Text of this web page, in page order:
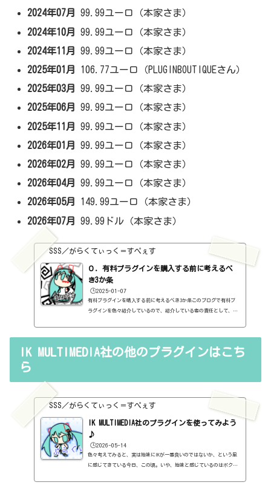
2024年07月
99.99ユーロ（本家さま）
2024年10月
99.99ユーロ（本家さま）
2024年11月
99.99ユーロ（本家さま）
2025年01月
106.77ユーロ（PLUGINBOUTIQUEさん）
2025年03月
99.99ユーロ（本家さま）
2025年06月
99.99ユーロ（本家さま）
2025年11月
99.99ユーロ（本家さま）
2026年01月
99.99ユーロ（本家さま）
2026年02月
99.99ユーロ（本家さま）
2026年04月
99.99ユーロ（本家さま）
2026年05月
149.99ユーロ（本家さま）
2026年07月
99.99ドル（本家さま）
SSS／がらくてぃっく＝すぺぇす
０．有料プラグインを購入する前に考えるべ
き3か条
🕒️2025-01-07
有料プラグインを購入する前に考えるべき3か条このブログで有料プ
ラグインを色々紹介しているので、紹介している者の責任として、有
ンの中には、なぜ、これが無料なんだろう？と驚くような性能のもの
もの...
IK MULTIMEDIA社の他のプラグインはこち
ら
SSS／がらくてぃっく＝すぺぇす
IK MULTIMEDIA社のプラグインを使ってみよう
♪
🕒️2026-05-14
色々考えてみると、実は地味にIKが一番良いのではないか、という風
に感じてきている今日、この頃。いや、地味と感じているのはボクだ